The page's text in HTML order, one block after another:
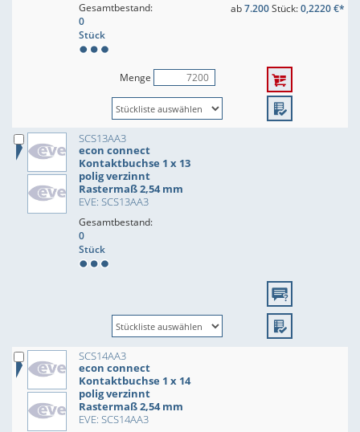
Gesamtbestand:
0
Stück
ab7.200Stück:0,2220 €*
Menge
SCS13AA3
econ connect
Kontaktbuchse 1 x 13
polig verzinnt
Rastermaß 2,54 mm
EVE: SCS13AA3
Gesamtbestand:
0
Stück
SCS14AA3
econ connect
Kontaktbuchse 1 x 14
polig verzinnt
Rastermaß 2,54 mm
EVE: SCS14AA3